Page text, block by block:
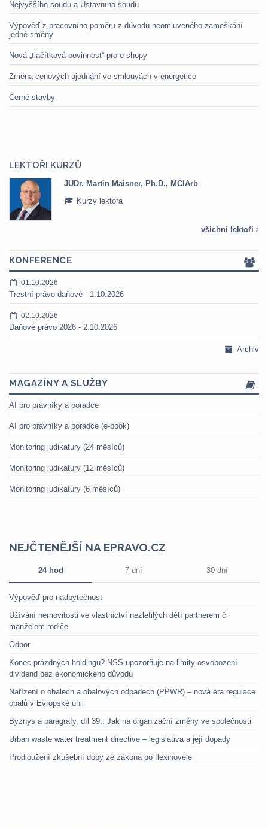
Nejvyššího soudu a Ústavního soudu
Výpověď z pracovního poměru z důvodu neomluveného zameškání
jedné směny
Nová „tlačítková povinnost“ pro e-shopy
Změna cenových ujednání ve smlouvách v energetice
Černé stavby
LEKTOŘI KURZŮ
JUDr. Martin Maisner, Ph.D., MCIArb
Kurzy lektora
všichni lektoři
KONFERENCE
01.10.2026
Trestní právo daňové - 1.10.2026
02.10.2026
Daňové právo 2026 - 2.10.2026
Archiv
MAGAZÍNY A SLUŽBY
AI pro právníky a poradce
AI pro právníky a poradce (e-book)
Monitoring judikatury (24 měsíců)
Monitoring judikatury (12 měsíců)
Monitoring judikatury (6 měsíců)
NEJČTENĚJŠÍ NA EPRAVO.CZ
24 hod 7 dní 30 dní
Výpověď pro nadbytečnost
Užívání nemovitosti ve vlastnictví nezletilých dětí partnerem či
manželem rodiče
Odpor
Konec prázdných holdingů? NSS upozorňuje na limity osvobození
dividend bez ekonomického důvodu
Nařízení o obalech a obalových odpadech (PPWR) – nová éra regulace
obalů v Evropské unii
Byznys a paragrafy, díl 39.: Jak na organizační změny ve společnosti
Urban waste water treatment directive – legislativa a její dopady
Prodloužení zkušební doby ze zákona po flexinovele